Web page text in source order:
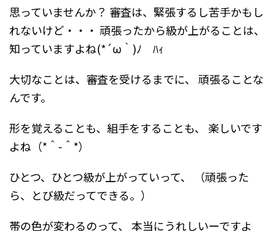
思っていませんか？ 審査は、緊張するし苦手かもし
れないけど・・・ 頑張ったから級が上がることは、
知っていますよね(*´ω｀)ﾉ ﾊｨ
大切なことは、審査を受けるまでに、
頑張ることな
んです。
形を覚えることも、組手をすることも、
楽しいです
よね（*＾-＾*）
ひとつ、ひとつ級が上がっていって、
（頑張った
ら、とび級だってできる。）
帯の色が変わるのって、
本当にうれしいーですよ